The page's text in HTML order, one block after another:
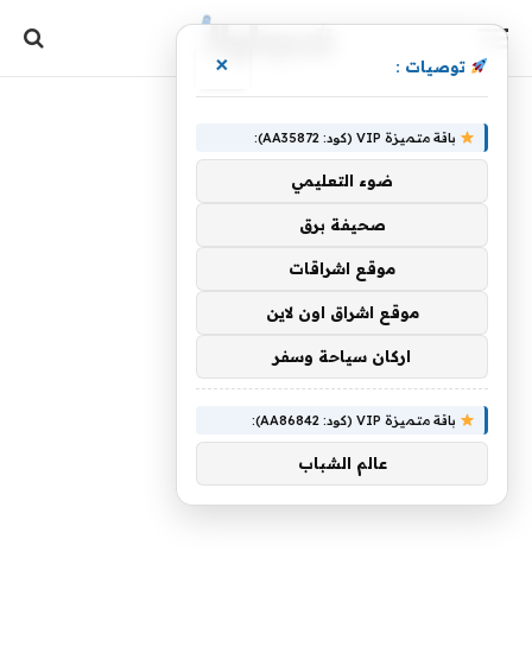
توصيات : ×
باقة متميزة VIP (كود: AA35872):
ضوء التعليمي
صحيفة برق
موقع اشراقات
موقع اشراق اون لاين
اركان سياحة وسفر
باقة متميزة VIP (كود: AA86842):
عالم الشباب